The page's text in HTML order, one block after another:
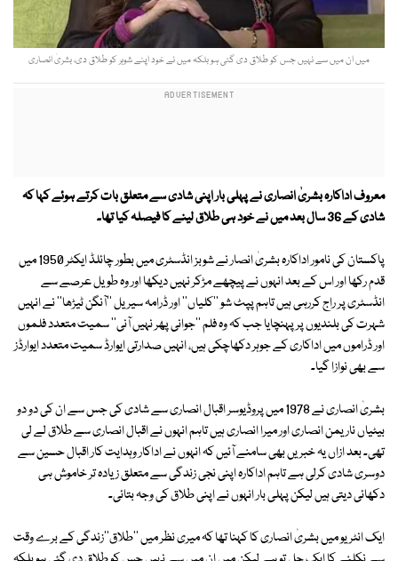
میں ان میں سے نہیں جس کو طلاق دی گئی ہو بلکہ میں نے خود اپنے شوہر کو طلاق دی، بشریٰ انصاری
معروف اداکارہ بشریٰ انصاری نے پہلی بار اپنی شادی سے متعلق بات کرتے ہوئے کہا کہ
شادی کے 36 سال بعد میں نے خود ہی طلاق لینے کا فیصلہ کیا تھا۔
پاکستان کی نامور اداکارہ بشریٰ انصار نے شوبز انڈسٹری میں بطور چائلڈ ایکٹر 1950 میں
قدم رکھا اور اس کے بعد انہوں نے پیچھے مڑکر نہیں دیکھا اور وہ طویل عرصے سے
انڈسٹری پر راج کررہی ہیں تاہم پپٹ شو ''کلیاں'' اور ڈرامہ سیریل ''آنگن ٹیڑھا'' نے انہیں
شہرت کی بلندیوں پر پہنچایا جب کہ وہ فلم ''جوانی پھر نہیں آنی'' سمیت متعدد فلموں
اور ڈراموں میں اداکاری کے جوہر دکھاچکی ہیں، انہیں صدارتی ایوارڈ سمیت متعدد ایوارڈز
سے بھی نوازا گیا۔
بشریٰ انصاری نے 1978 میں پروڈیوسر اقبال انصاری سے شادی کی جس سے ان کی دو دو
بیٹیاں ناریمن انصاری اور میرا انصاری ہیں تاہم انہوں نے اقبال انصاری سے طلاق لے لی
تھی۔ بعد ازاں یہ خبریں بھی سامنے آئیں کہ انہوں نے اداکار وہدایت کار اقبال حسین سے
دوسری شادی کرلی ہے تاہم اداکارہ اپنی نجی زندگی سے متعلق زیادہ تر خاموش ہی
دکھائی دیتی ہیں لیکن پہلی بار انہوں نے اپنی طلاق کی وجہ بتائی۔
ایک انٹریو میں بشریٰ انصاری کا کہنا تھا کہ میری نظر میں ''طلاق''زندگی کے برے وقت